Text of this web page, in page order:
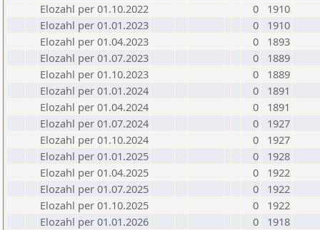
Elozahl per 01.10.2022
0
1910
Elozahl per 01.01.2023
0
1910
Elozahl per 01.04.2023
0
1893
Elozahl per 01.07.2023
0
1889
Elozahl per 01.10.2023
0
1889
Elozahl per 01.01.2024
0
1891
Elozahl per 01.04.2024
0
1891
Elozahl per 01.07.2024
0
1927
Elozahl per 01.10.2024
0
1927
Elozahl per 01.01.2025
0
1928
Elozahl per 01.04.2025
0
1922
Elozahl per 01.07.2025
0
1922
Elozahl per 01.10.2025
0
1922
Elozahl per 01.01.2026
0
1918